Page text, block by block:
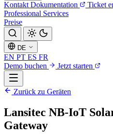
Kontakt Dokumentation Ticket
Professional Services
Preise
DE
EN PT ES FR
Demo buchen
Jetzt starten
Zurück zu Geräten
Lansitec NB-IoT
Gateway